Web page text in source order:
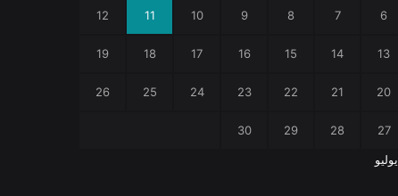
6
7
8
9
10
11
12
13
14
15
16
17
18
19
20
21
22
23
24
25
26
27
28
29
30